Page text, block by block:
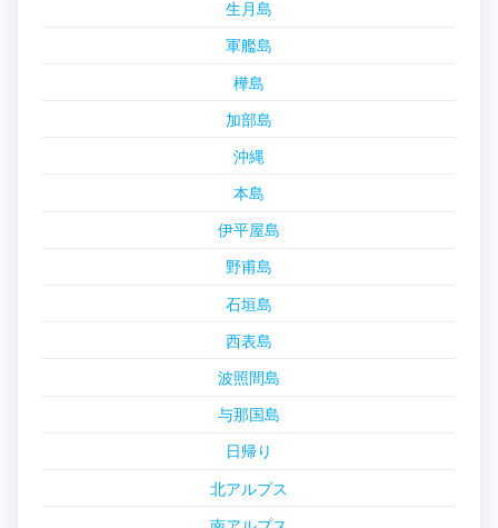
生月島
軍艦島
樺島
加部島
沖縄
本島
伊平屋島
野甫島
石垣島
西表島
波照間島
与那国島
日帰り
北アルプス